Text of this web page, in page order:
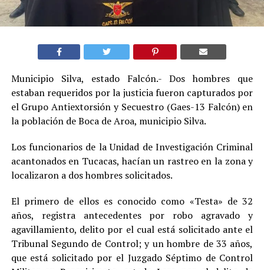
Municipio Silva, estado Falcón.- Dos hombres que
estaban requeridos por la justicia fueron capturados por
el Grupo Antiextorsión y Secuestro (Gaes-13 Falcón) en
la población de Boca de Aroa, municipio Silva.
Los funcionarios de la Unidad de Investigación Criminal
acantonados en Tucacas, hacían un rastreo en la zona y
localizaron a dos hombres solicitados.
El primero de ellos es conocido como «Testa» de 32
años, registra antecedentes por robo agravado y
agavillamiento, delito por el cual está solicitado ante el
Tribunal Segundo de Control; y un hombre de 33 años,
que está solicitado por el Juzgado Séptimo de Control